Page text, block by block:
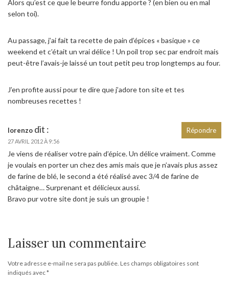
Alors qu’est ce que le beurre fondu apporte ? (en bien ou en mal
selon toi).
Au passage, j’ai fait ta recette de pain d’épices « basique » ce
weekend et c’était un vrai délice ! Un poil trop sec par endroit mais
peut-être l’avais-je laissé un tout petit peu trop longtemps au four.
J’en profite aussi pour te dire que j’adore ton site et tes
nombreuses recettes !
lorenzo dit :
27 AVRIL 2012 À 9:56
Je viens de réaliser votre pain d’épice. Un délice vraiment. Comme
je voulais en porter un chez des amis mais que je n’avais plus assez
de farine de blé, le second a été réalisé avec 3/4 de farine de
châtaigne… Surprenant et délicieux aussi.
Bravo pur votre site dont je suis un groupie !
Répondre
Laisser un commentaire
Votre adresse e-mail ne sera pas publiée. Les champs obligatoires sont
indiqués avec*